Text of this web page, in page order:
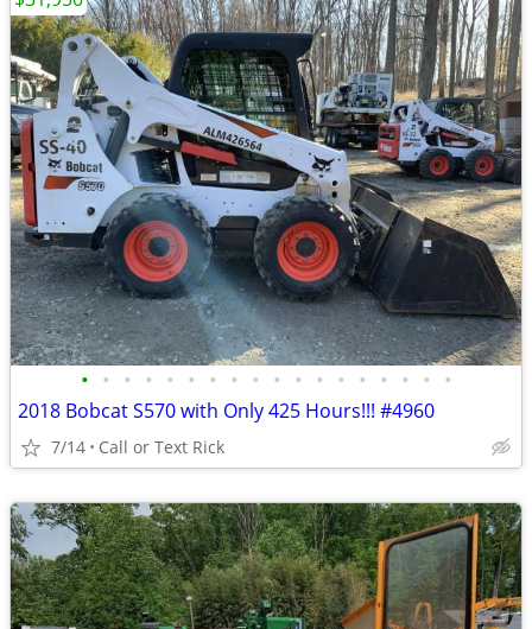
• • • • • • • • • • • • • • • • • •
2018 Bobcat S570 with Only 425 Hours!!! #4960
7/14 Call or Text Rick